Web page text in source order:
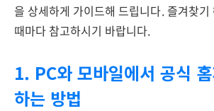
을 상세하게 가이드해 드립니다. 즐겨찾기
때마다 참고하시기 바랍니다.
1. PC와 모바일에서 공식
하는 방법